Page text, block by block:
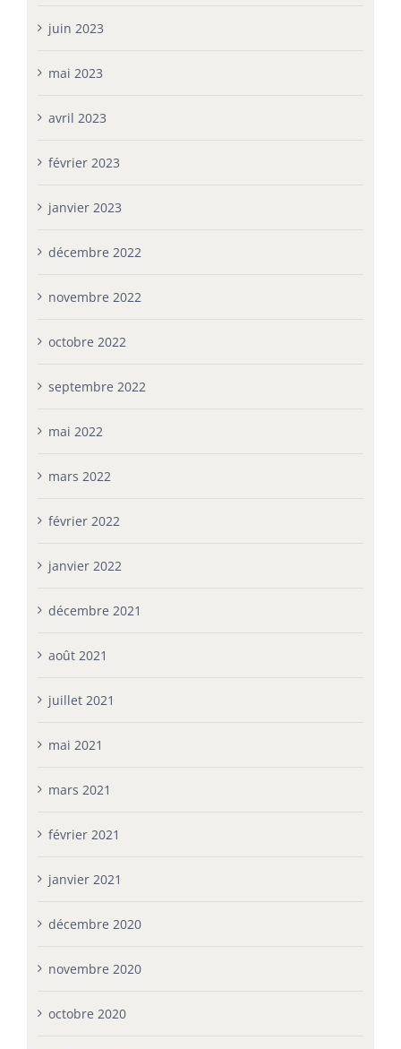
juin 2023
mai 2023
avril 2023
février 2023
janvier 2023
décembre 2022
novembre 2022
octobre 2022
septembre 2022
mai 2022
mars 2022
février 2022
janvier 2022
décembre 2021
août 2021
juillet 2021
mai 2021
mars 2021
février 2021
janvier 2021
décembre 2020
novembre 2020
octobre 2020